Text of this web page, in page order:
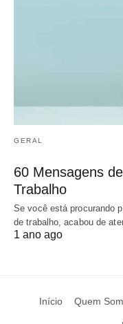
GERAL
60 Mensagens
Trabalho
Se você está procurando
de trabalho, acabou de
1 ano ago
Início Quem